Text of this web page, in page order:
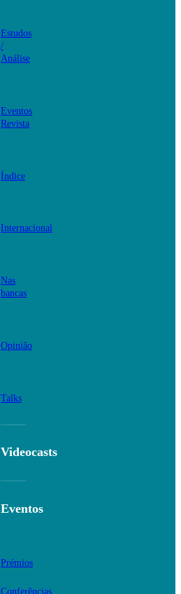
Estudos
/
Análise
Eventos
Revista
Índice
Internacional
Nas
bancas
Opinião
Talks
Videocasts
Eventos
Prémios
Conferências